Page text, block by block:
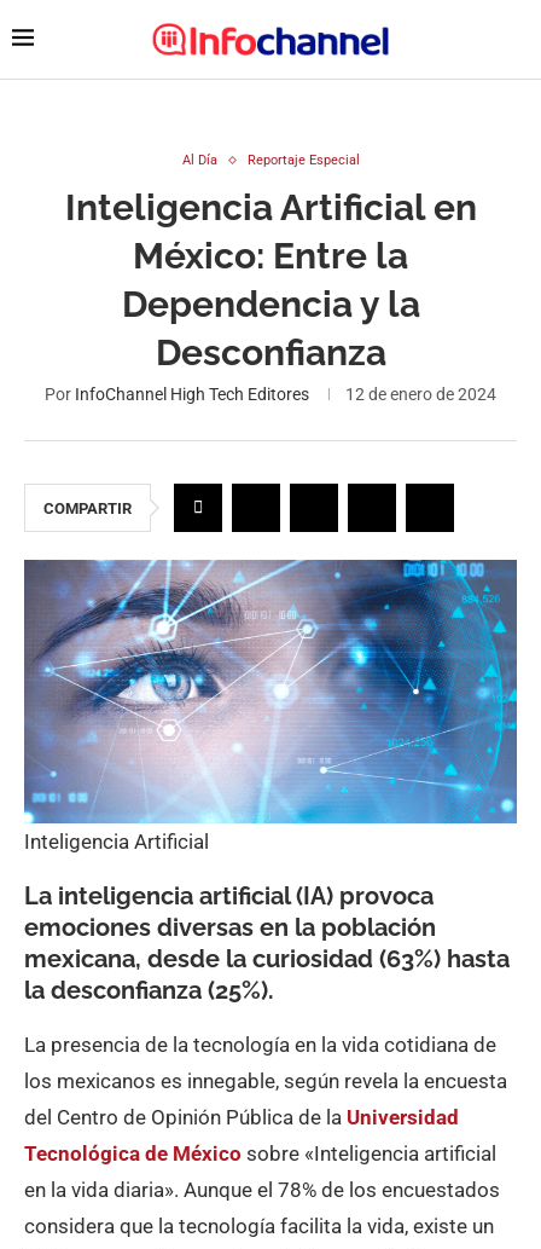
Al Día Reportaje Especial
Inteligencia Artificial en
México: Entre la
Dependencia y la
Desconfianza
Por InfoChannel High Tech Editores 12 de enero de 2024
COMPARTIR
Inteligencia Artificial
La inteligencia artificial (IA) provoca
emociones diversas en la población
mexicana, desde la curiosidad (63%) hasta
la desconfianza (25%).
La presencia de la tecnología en la vida cotidiana de
los mexicanos es innegable, según revela la encuesta
del Centro de Opinión Pública de la Universidad
Tecnológica de México sobre «Inteligencia artificial
en la vida diaria». Aunque el 78% de los encuestados
considera que la tecnología facilita la vida, existe un